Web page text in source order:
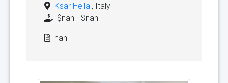
Ksar Hellal, Italy
$nan - $nan
nan